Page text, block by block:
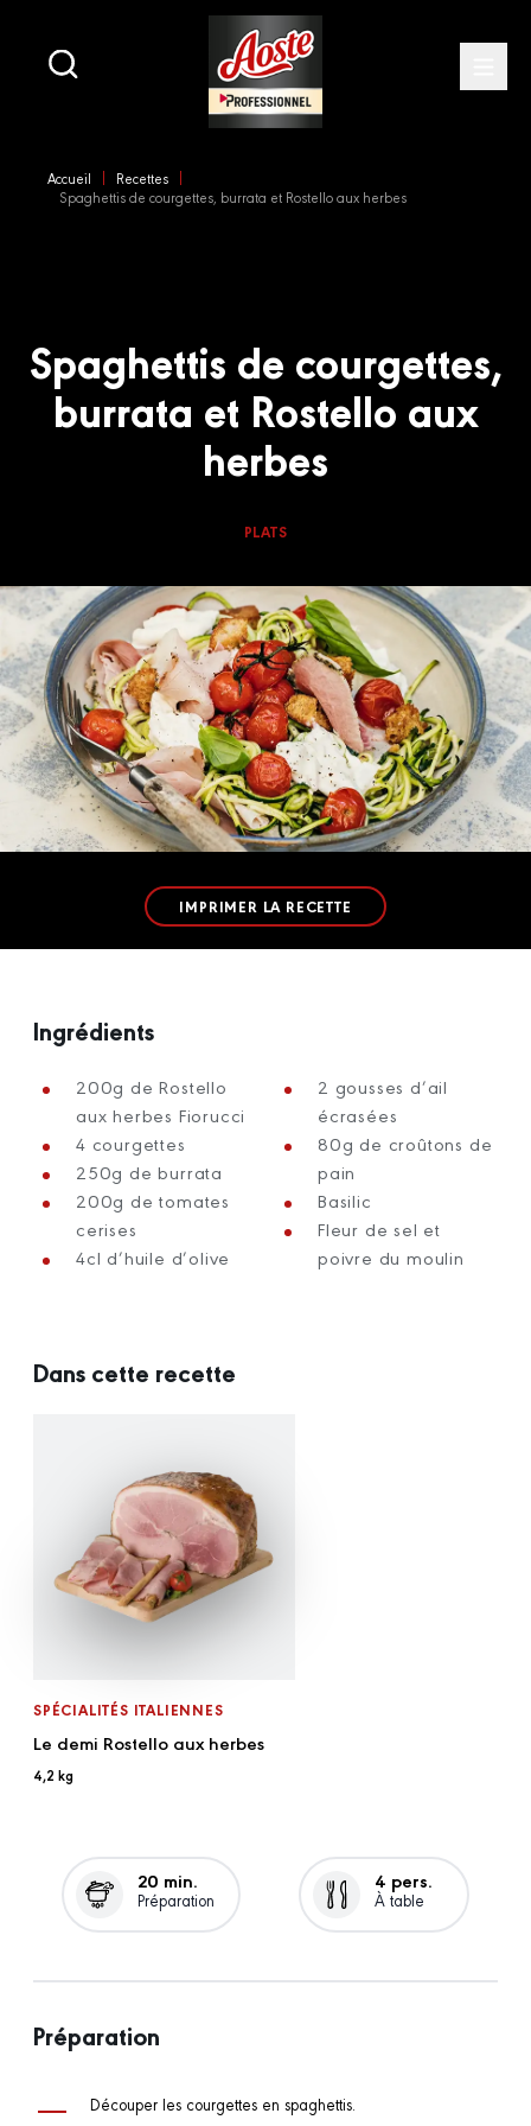
content
Accueil
Recettes
Spaghettis de courgettes, burrata et Rostello aux herbes
Spaghettis de courgettes,
burrata et Rostello aux
herbes
PLATS
IMPRIMER LA RECETTE
Ingrédients
200g de Rostello
aux herbes Fiorucci
4 courgettes
250g de burrata
200g de tomates
cerises
4cl d’huile d’olive
2 gousses d’ail
écrasées
80g de croûtons de
pain
Basilic
Fleur de sel et
poivre du moulin
Dans cette recette
SPÉCIALITÉS ITALIENNES
Le demi Rostello aux herbes
4,2 kg
20 min.
Préparation
4 pers.
À table
Préparation
Découper les courgettes en spaghettis.